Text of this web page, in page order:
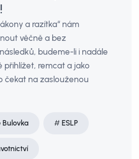
a razítka“ nám
věčně a bez
budeme-li i nadále
přihlížet, remcat a jako
čekat na zaslouženou
Bulovka ESLP